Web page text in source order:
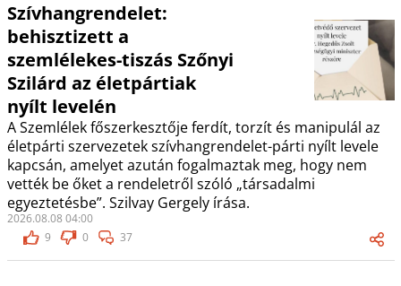
Szívhangrendelet:
behisztizett a
szemlélekes-tiszás Szőnyi
Szilárd az életpártiak
nyílt levelén
A Szemlélek főszerkesztője ferdít, torzít és manipulál az
életpárti szervezetek szívhangrendelet-párti nyílt levele
kapcsán, amelyet azután fogalmaztak meg, hogy nem
vették be őket a rendeletről szóló „társadalmi
egyeztetésbe”. Szilvay Gergely írása.
2026.08.08 04:00
9
0 37